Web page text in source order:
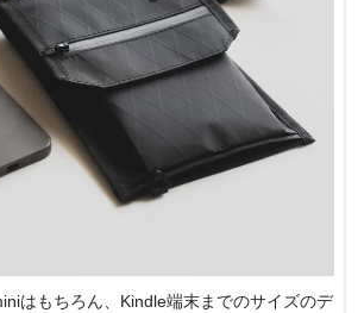
はもちろん、Kindle端末までのサイズのデ